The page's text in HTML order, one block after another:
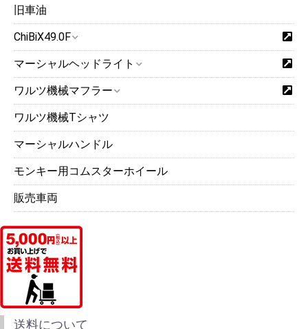
旧車油
ChiBiX49.0F
マーシャルヘッドライト
ワルツ機械マフラー
ワルツ機械Tシャツ
マーシャルハンドル
モンキー用コムスターホイール
販売車両
送料について